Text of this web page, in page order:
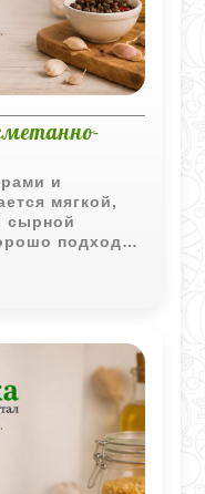
и
мягкой,
сырной
подходит